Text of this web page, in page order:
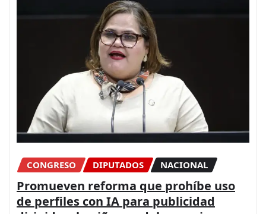
CONGRESO DIPUTADOS NACIONAL
Promueven reforma que prohíbe uso
de perfiles con IA para publicidad